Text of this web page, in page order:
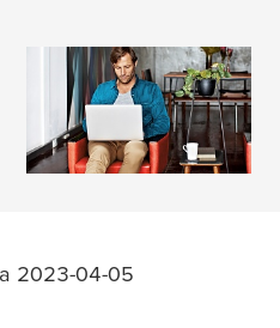
Pagalba
SKAITYTI
DAUGIAU
2023-04-05